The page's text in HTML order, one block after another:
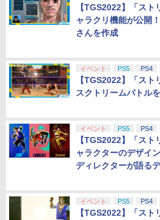
【TGS2022】「ス
ャラクリ機能が公開
さんを作成
イベント PS5 PS4
【TGS2022】「ス
スクトリームバトル
イベント PS5 PS4
【TGS2022】「ス
ャラクターのデザイ
ディレクターが語る
イベント PS5 PS4
【TGS2022】「ス